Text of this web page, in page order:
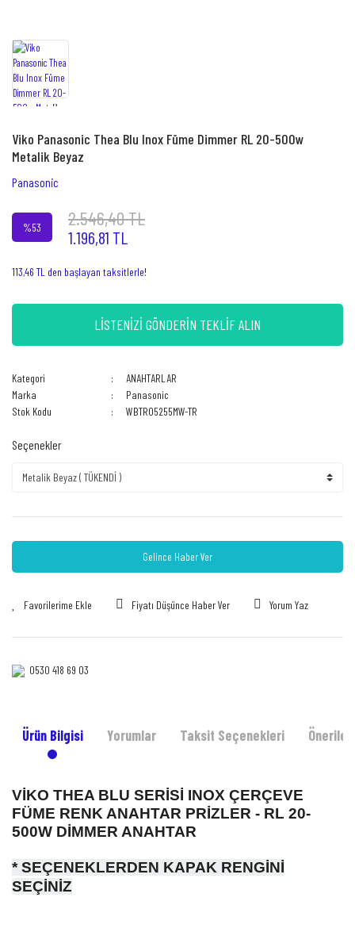
Viko Panasonic Thea Blu Inox Füme Dimmer RL 20-500w
Metalik Beyaz
Panasonic
%53 2.546,40 TL
1.196,81 TL
113,46 TL den başlayan taksitlerle!
LİSTENİZİ GÖNDERİN TEKLİF ALIN
Kategori
ANAHTARLAR
Marka
Panasonic
Stok Kodu
WBTR05255MW-TR
Seçenekler
Gelince Haber Ver
Fiyatı Düşünce Haber Ver Yorum Yaz
0530 418 69 03‎‎
Ürün Bilgisi Yorumlar Taksit Seçenekleri
VİKO THEA BLU SERİSİ INOX ÇERÇEVE
FÜME RENK ANAHTAR PRİZLER - RL 20-
500W DİMMER ANAHTAR
* SEÇENEKLERDEN KAPAK RENGİNİ
SEÇİNİZ